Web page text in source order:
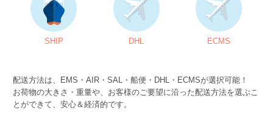
SHIP DHL ECMS
配送方法は、EMS・AIR・SAL・船便・DHL・ECMSが選択可能！
お荷物の大きさ・重量や、お客様のご要望に沿った配送方法を選ぶこ
とができて、安心＆経済的です。